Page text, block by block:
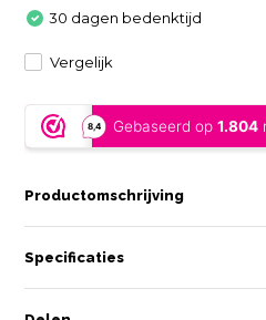
30 dagen bedenktijd
Vergelijk
Productomschrijving
Specificaties